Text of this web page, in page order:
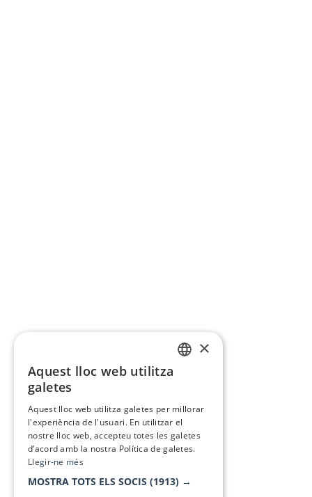
×
Aquest lloc web utilitza
galetes
Aquest lloc web utilitza galetes per millorar
l'experiència de l'usuari. En utilitzar el
nostre lloc web, accepteu totes les galetes
d’acord amb la nostra Política de galetes.
Llegir-ne més
MOSTRA TOTS ELS SOCIS (1913) →